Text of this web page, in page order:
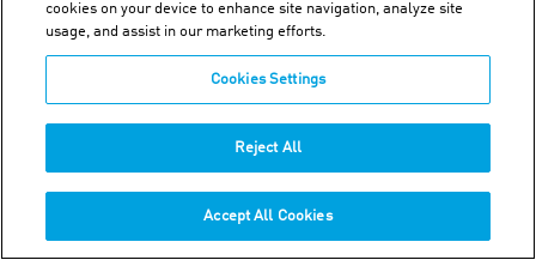
Pablo Muñoz, Sales Manager Carboline
En esta sesión se analizarán las condiciones y necesidades
para seleccionar un sistema de recubrimiento en un
proyecto de nueva construcción en función de las
expectativas de servicio, capacidad, exposición y
cookies on your device to enhance site navigation, analyze site
usage, and assist in our marketing efforts.
Cookies Settings
Reject All
Accept All Cookies